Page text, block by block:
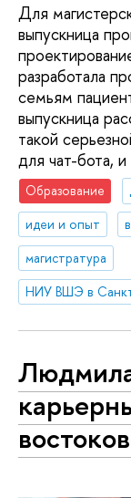
Для
выпускница
разработала
семьям
выпускница
такой
для чат-бота, и
Образование
идеи и опыт
магистратура
НИУ ВШЭ в